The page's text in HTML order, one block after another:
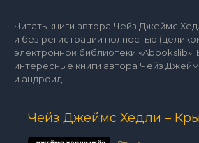
Читать книги автора Чейз Джеймс
и без регистрации полностью
электронной библиотеки «Abookslib».
интересные книги автора Чейз
и андроид.